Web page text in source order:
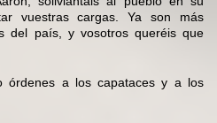
vuestras cargas. Ya son más
del país, y vosotros queréis que
órdenes a los capataces y a los